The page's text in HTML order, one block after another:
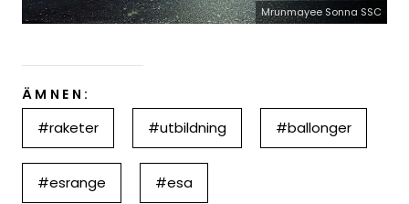
Mrunmayee Sonna SSC
ÄMNEN:
#raketer #utbildning #ballonger
#esrange #esa